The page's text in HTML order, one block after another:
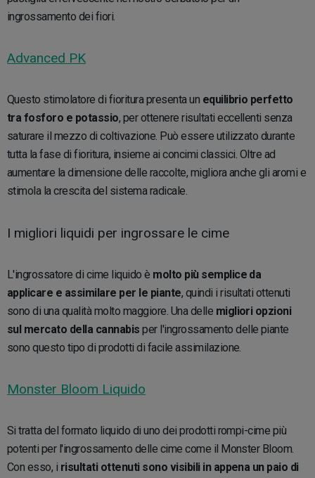
ingrossamento dei fiori.
Advanced PK
Questo stimolatore di fioritura presenta un equilibrio perfetto
tra fosforo e potassio, per ottenere risultati eccellenti senza
saturare il mezzo di coltivazione. Può essere utilizzato durante
tutta la fase di fioritura, insieme ai concimi classici. Oltre ad
aumentare la dimensione delle raccolte, migliora anche gli aromi e
stimola la crescita del sistema radicale.
I migliori liquidi per ingrossare le cime
L'ingrossatore di cime liquido è molto più semplice da
applicare e assimilare per le piante, quindi i risultati ottenuti
sono di una qualità molto maggiore. Una delle migliori opzioni
sul mercato della cannabis per l'ingrossamento delle piante
sono questo tipo di prodotti di facile assimilazione.
Monster Bloom Liquido
Si tratta del formato liquido di uno dei prodotti rompi-cime più
potenti per l'ingrossamento delle cime come il Monster Bloom.
Con esso, i risultati ottenuti sono visibili in appena un paio di